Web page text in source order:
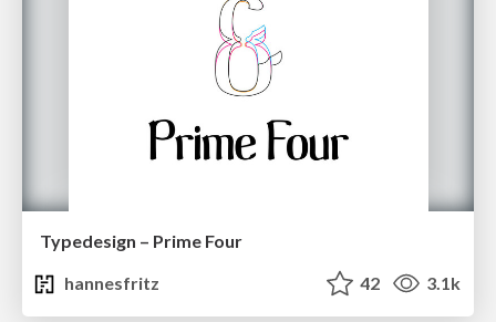
Typedesign – Prime Four
hannesfritz
42 3.1k